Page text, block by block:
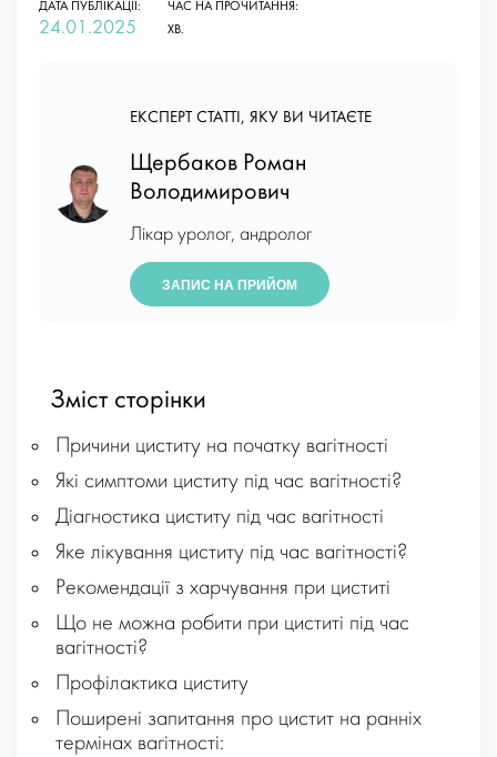
ДАТА ПУБЛІКАЦІЇ:
24.01.2025
ЧАС НА ПРОЧИТАННЯ:
ХВ.
ЕКСПЕРТ СТАТТІ, ЯКУ ВИ ЧИТАЄТЕ
Щербаков Роман
Володимирович
Лікар уролог, андролог
ЗАПИС НА ПРИЙОМ
Зміст сторінки
Причини циститу на початку вагітності
Які симптоми циститу під час вагітності?
Діагностика циститу під час вагітності
Яке лікування циститу під час вагітності?
Рекомендації з харчування при циститі
Що не можна робити при циститі під час
вагітності?
Профілактика циститу
Поширені запитання про цистит на ранніх
термінах вагітності: